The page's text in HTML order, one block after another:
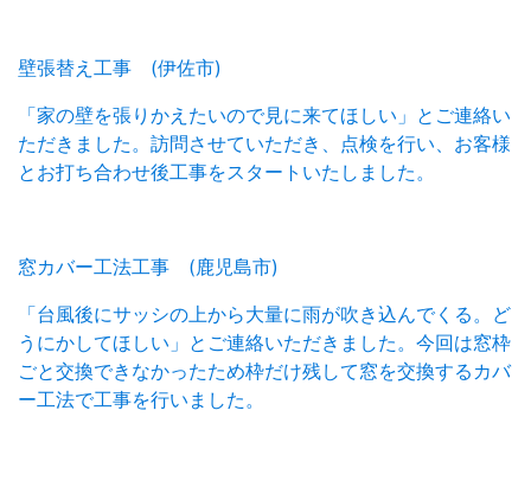
壁張替え工事 (伊佐市)
「家の壁を張りかえたいので見に来てほしい」とご連絡い
ただきました。訪問させていただき、点検を行い、お客様
とお打ち合わせ後工事をスタートいたしました。
窓カバー工法工事 (鹿児島市)
「台風後にサッシの上から大量に雨が吹き込んでくる。ど
うにかしてほしい」とご連絡いただきました。今回は窓枠
ごと交換できなかったため枠だけ残して窓を交換するカバ
ー工法で工事を行いました。